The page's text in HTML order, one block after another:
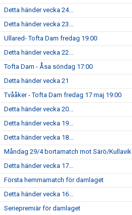
Detta händer vecka 24...
Detta händer vecka 23...
Ullared- Tofta Dam fredag 19:00
Detta händer vecka 22...
Tofta Dam - Åsa söndag 17:00
Detta händer vecka 21
Tvååker - Tofta Dam fredag 17 maj 19:00
Detta händer vecka 20...
Detta händer vecka 19...
Detta händer vecka 18...
Måndag 29/4 bortamatch mot Särö/Kullavik
Detta händer vecka 17...
Första hemmamatch för damlaget
Detta händer vecka 16...
Seriepremiär för damlaget